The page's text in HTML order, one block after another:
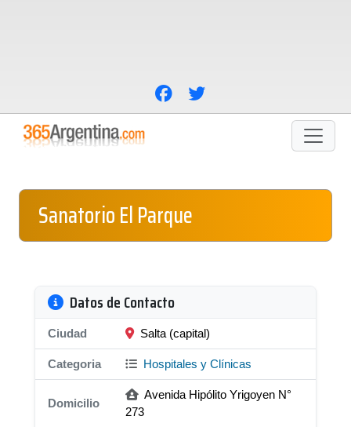
Sanatorio El Parque
Datos de Contacto
Ciudad Salta (capital)
Categoria Hospitales y Clínicas
Domicilio
Avenida Hipólito Yrigoyen N°
273